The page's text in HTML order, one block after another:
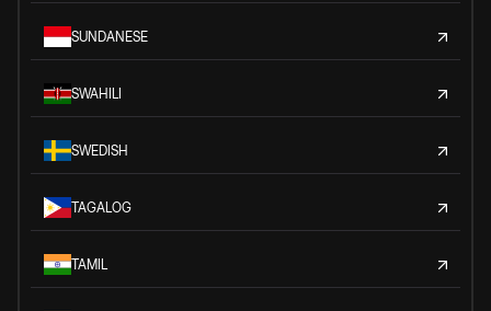
SUNDANESE
SWAHILI
SWEDISH
TAGALOG
TAMIL